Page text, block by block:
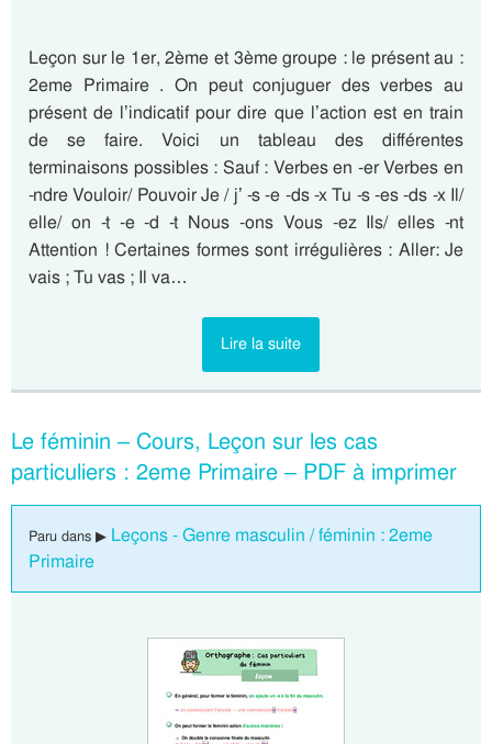
Leçon sur le 1er, 2ème et 3ème groupe : le présent au :
2eme Primaire . On peut conjuguer des verbes au
présent de l’indicatif pour dire que l’action est en train
de se faire. Voici un tableau des différentes
terminaisons possibles : Sauf : Verbes en -er Verbes en
-ndre Vouloir/ Pouvoir Je / j’ -s -e -ds -x Tu -s -es -ds -x Il/
elle/ on -t -e -d -t Nous -ons Vous -ez Ils/ elles -nt
Attention ! Certaines formes sont irrégulières : Aller: Je
vais ; Tu vas ; Il va…
Lire la suite
Le féminin – Cours, Leçon sur les cas
particuliers : 2eme Primaire – PDF à imprimer
Paru dans ▶ Leçons - Genre masculin / féminin : 2eme
Primaire